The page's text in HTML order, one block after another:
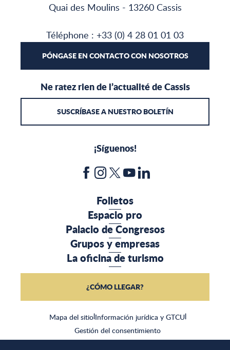
Quai des Moulins - 13260 Cassis
Téléphone : +33 (0) 4 28 01 01 03
PÓNGASE EN CONTACTO CON NOSOTROS
Ne ratez rien de l’actualité de Cassis
SUSCRÍBASE A NUESTRO BOLETÍN
¡Síguenos!
Mapa del sitio|Información jurídica y GTCU|
Gestión del consentimiento
Folletos
Espacio pro
Palacio de Congresos
Grupos y empresas
La oficina de turismo
¿CÓMO LLEGAR?